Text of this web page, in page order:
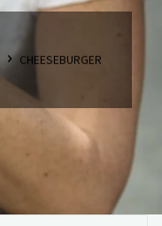
CHEESEBURGER